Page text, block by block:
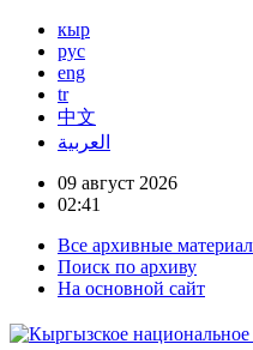
кыр
рус
eng
tr
中文
العربية
09 август 2026
02:41
Все архивные
Поиск по архиву
На основной сайт